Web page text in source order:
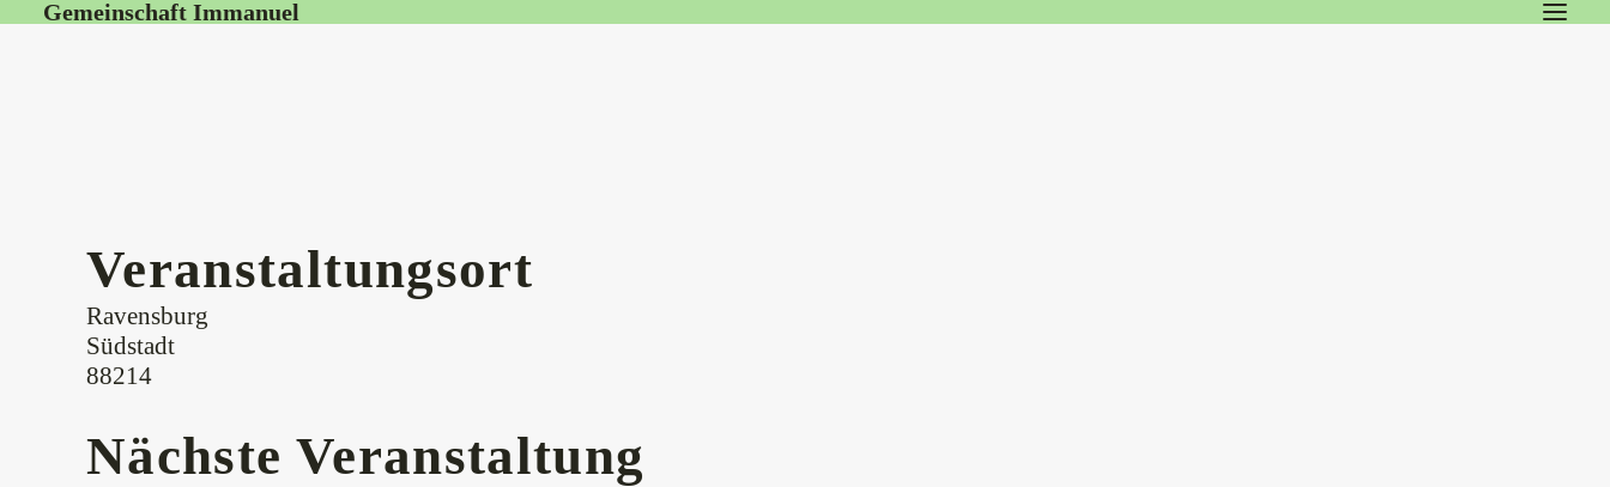
Gemeinschaft Immanuel
Veranstaltungsort
Ravensburg
Südstadt
88214
Nächste Veranstaltung